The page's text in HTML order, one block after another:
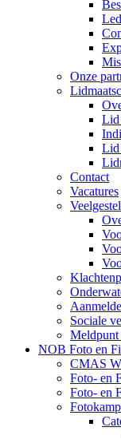
Onze
Lid
Lid
Contact
Vacatures
Sociale
NOB Foto en
CMAS
Foto- en
Foto- en